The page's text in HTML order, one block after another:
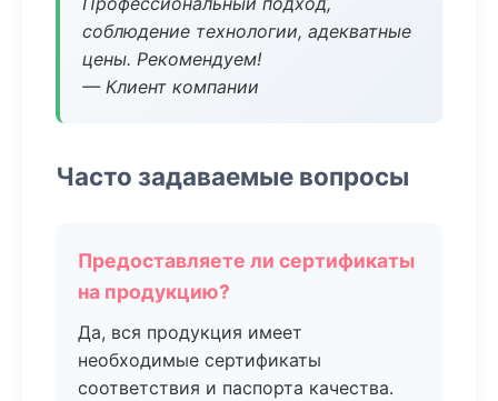
соблюдение технологии, адекватные
цены. Рекомендуем!
— Клиент компании
Часто задаваемые вопросы
Предоставляете ли сертификаты
на продукцию?
Да, вся продукция имеет
необходимые сертификаты
соответствия и паспорта качества.